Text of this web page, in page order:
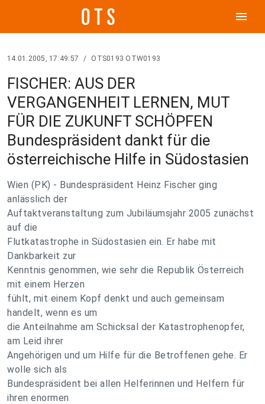
menu
14.01.2005, 17:49:57 / OTS0193 OTW0193
FISCHER: AUS DER
VERGANGENHEIT LERNEN, MUT
FÜR DIE ZUKUNFT SCHÖPFEN
Bundespräsident dankt für die
österreichische Hilfe in Südostasien
Wien (PK) - Bundespräsident Heinz Fischer ging
anlässlich der
Auftaktveranstaltung zum Jubiläumsjahr 2005 zunächst
auf die
Flutkatastrophe in Südostasien ein. Er habe mit
Dankbarkeit zur
Kenntnis genommen, wie sehr die Republik Österreich
mit einem Herzen
fühlt, mit einem Kopf denkt und auch gemeinsam
handelt, wenn es um
die Anteilnahme am Schicksal der Katastrophenopfer,
am Leid ihrer
Angehörigen und um Hilfe für die Betroffenen gehe. Er
wolle sich als
Bundespräsident bei allen Helferinnen und Helfern für
ihren enormen